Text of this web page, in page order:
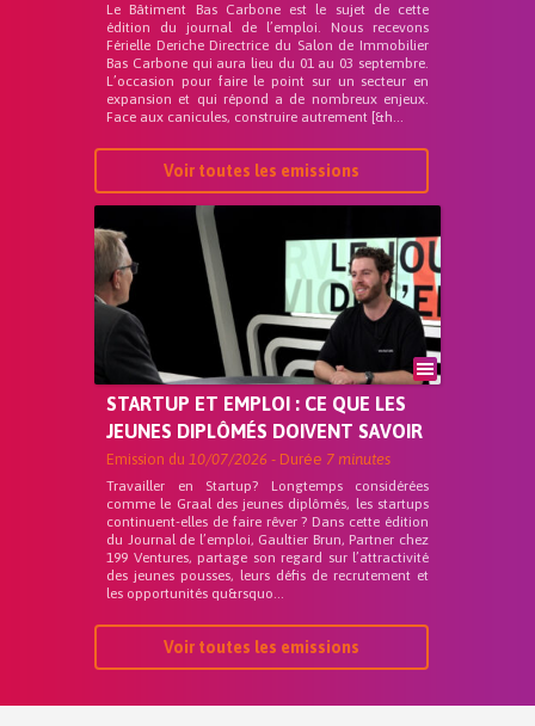
Le Bâtiment Bas Carbone est le sujet de cette
édition du journal de l’emploi. Nous recevons
Férielle Deriche Directrice du Salon de Immobilier
Bas Carbone qui aura lieu du 01 au 03 septembre.
L’occasion pour faire le point sur un secteur en
expansion et qui répond a de nombreux enjeux.
Face aux canicules, construire autrement [&h...
Voir toutes les emissions
STARTUP ET EMPLOI : CE QUE LES
JEUNES DIPLÔMÉS DOIVENT SAVOIR
Emission du 10/07/2026 - Durée 7 minutes
Travailler en Startup? Longtemps considérées
comme le Graal des jeunes diplômés, les startups
continuent-elles de faire rêver ? Dans cette édition
du Journal de l’emploi, Gaultier Brun, Partner chez
199 Ventures, partage son regard sur l’attractivité
des jeunes pousses, leurs défis de recrutement et
les opportunités qu&rsquo...
Voir toutes les emissions